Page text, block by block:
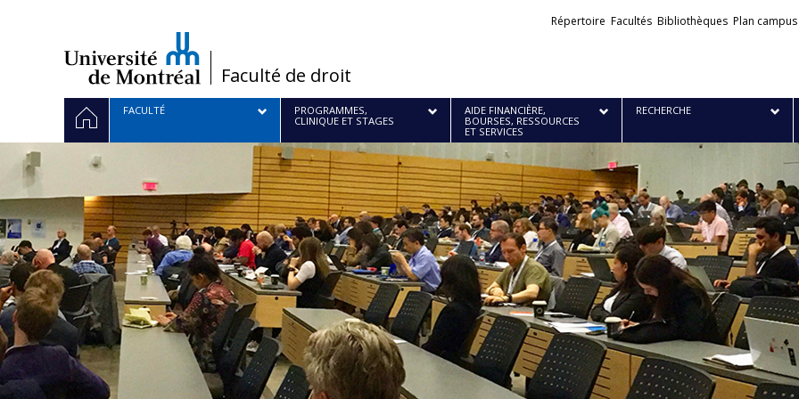
/Faculté de droit
Liens
Répertoire Facultés Bibliothèques Plan campus
Navigation
principale
ACCUEILFACULTÉ
PROGRAMMES,
CLINIQUE ET STAGES
AIDE FINANCIÈRE,
BOURSES, RESSOURCES
ET SERVICES
RECHERCHE